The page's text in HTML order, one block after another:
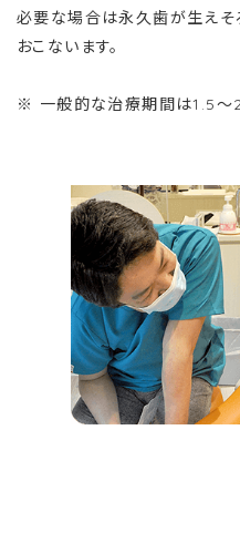
必要な場合は永久歯が生えそ
おこないます。
※ 一般的な治療期間は1.5～